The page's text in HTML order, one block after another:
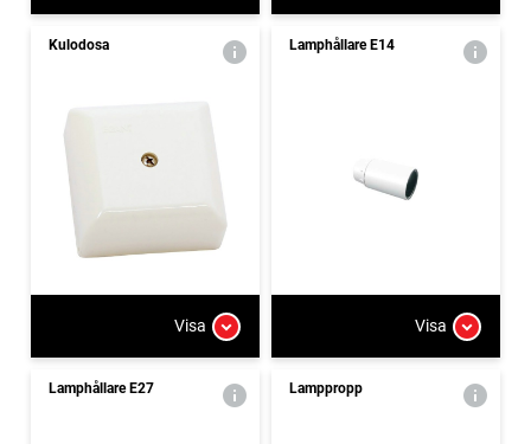
Kulodosa
Visa
Lamphållare E14
Visa
Lamphållare E27 Lamppropp